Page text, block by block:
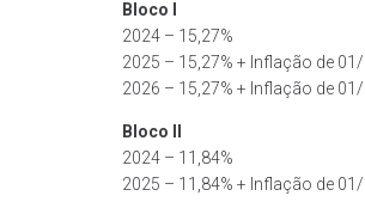
Bloco I
2024 – 15,27%
2025 – 15,27% + Inflação de
2026 – 15,27% + Inflação de
Bloco II
2024 – 11,84%
2025 – 11,84% + Inflação de